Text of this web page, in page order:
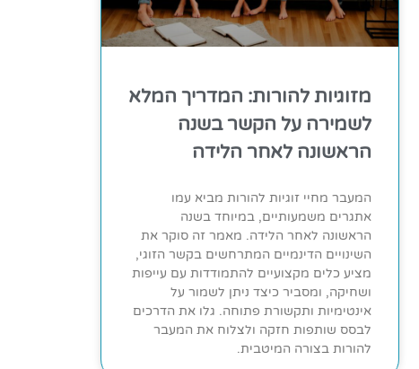
מזוגיות להורות: המדריך המלא
לשמירה על הקשר בשנה
הראשונה לאחר הלידה
המעבר מחיי זוגיות להורות מביא עמו
אתגרים משמעותיים, במיוחד בשנה
הראשונה לאחר הלידה. מאמר זה סוקר את
השינויים הדינמיים המתרחשים בקשר הזוגי,
מציע כלים מקצועיים להתמודדות עם עייפות
ושחיקה, ומסביר כיצד ניתן לשמור על
אינטימיות ותקשורת פתוחה. גלו את הדרכים
לבסס שותפות חזקה ולצלוח את המעבר
להורות בצורה המיטבית.